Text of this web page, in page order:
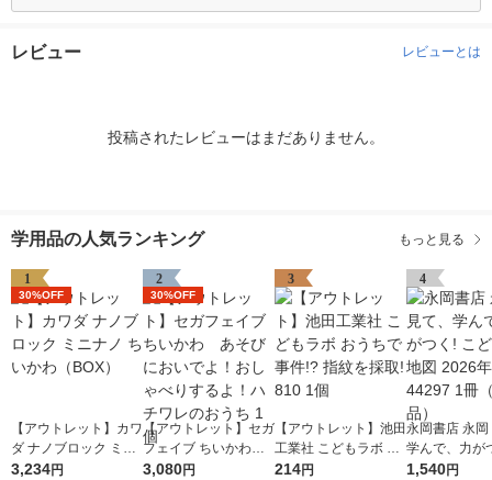
レビュー レビューとは
投稿されたレビューはまだありません。
学用品の人気ランキング もっと見る
1
30%OFF
【アウトレット】カワ
ダ ナノブロック ミニ
ナノ ちいかわ（BO
3,234円
2
30%OFF
【アウトレット】セガ
フェイブ ちいかわ
あそびにおいでよ！お
3,080円
3
【アウトレット】池田
工業社 こどもラボ お
うちで事件!? 指紋を
214円
4
永岡書店 永岡
学んで、力が
ども日本地図
1,540円